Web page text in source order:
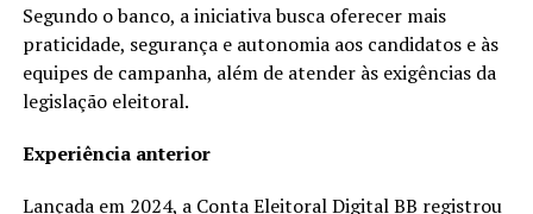
Segundo o banco, a iniciativa busca oferecer mais
praticidade, segurança e autonomia aos candidatos e às
equipes de campanha, além de atender às exigências da
legislação eleitoral.
Experiência anterior
Lançada em 2024, a Conta Eleitoral Digital BB registrou